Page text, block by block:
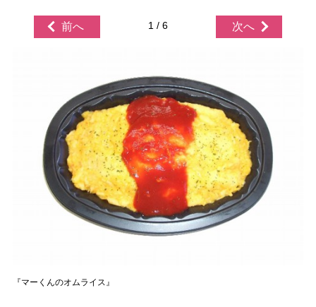
前へ 1 / 6 次へ
『マーくんのオムライス』